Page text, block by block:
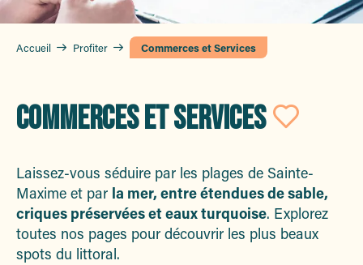
Accueil Profiter Commerces et Services
COMMERCES ET SERVICES
Laissez-vous séduire par les plages de Sainte-
Maxime et par la mer, entre étendues de sable,
criques préservées et eaux turquoise. Explorez
toutes nos pages pour découvrir les plus beaux
spots du littoral.